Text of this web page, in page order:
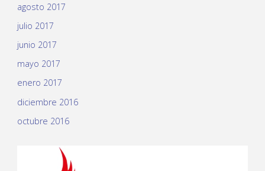
agosto 2017
julio 2017
junio 2017
mayo 2017
enero 2017
diciembre 2016
octubre 2016